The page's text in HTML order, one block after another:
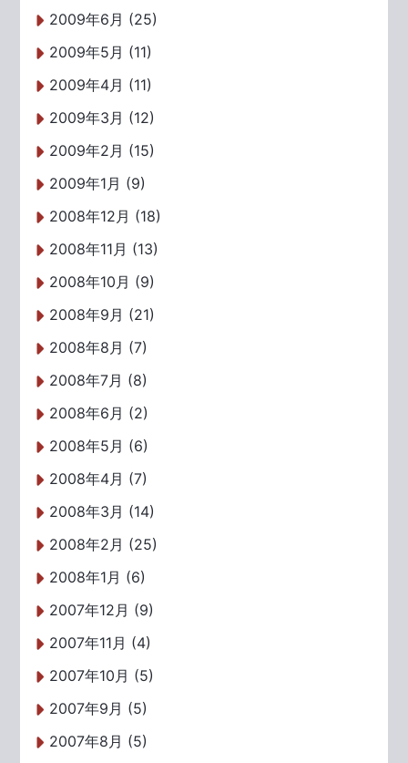
2009年6月 (25)
2009年5月 (11)
2009年4月 (11)
2009年3月 (12)
2009年2月 (15)
2009年1月 (9)
2008年12月 (18)
2008年11月 (13)
2008年10月 (9)
2008年9月 (21)
2008年8月 (7)
2008年7月 (8)
2008年6月 (2)
2008年5月 (6)
2008年4月 (7)
2008年3月 (14)
2008年2月 (25)
2008年1月 (6)
2007年12月 (9)
2007年11月 (4)
2007年10月 (5)
2007年9月 (5)
2007年8月 (5)